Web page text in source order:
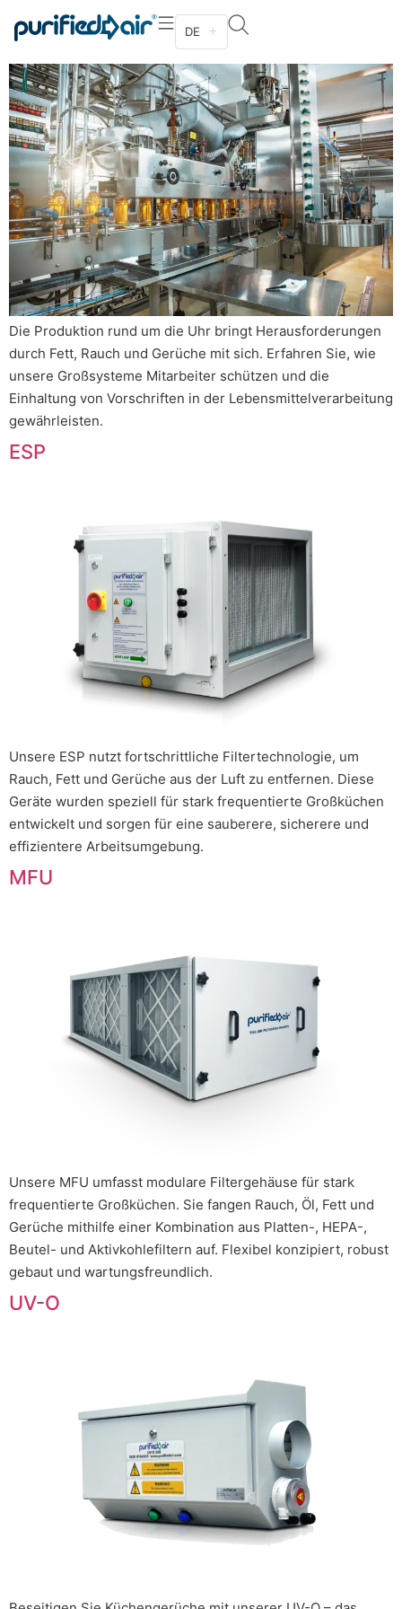
DE
Einrichtungen zur
Lebensmittelverarbeitung
Die Produktion rund um die Uhr bringt Herausforderungen
durch Fett, Rauch und Gerüche mit sich. Erfahren Sie, wie
unsere Großsysteme Mitarbeiter schützen und die
Einhaltung von Vorschriften in der Lebensmittelverarbeitung
gewährleisten.
ESP
Unsere ESP nutzt fortschrittliche Filtertechnologie, um
Rauch, Fett und Gerüche aus der Luft zu entfernen. Diese
Geräte wurden speziell für stark frequentierte Großküchen
entwickelt und sorgen für eine sauberere, sicherere und
effizientere Arbeitsumgebung.
MFU
Unsere MFU umfasst modulare Filtergehäuse für stark
frequentierte Großküchen. Sie fangen Rauch, Öl, Fett und
Gerüche mithilfe einer Kombination aus Platten-, HEPA-,
Beutel- und Aktivkohlefiltern auf. Flexibel konzipiert, robust
gebaut und wartungsfreundlich.
UV-O